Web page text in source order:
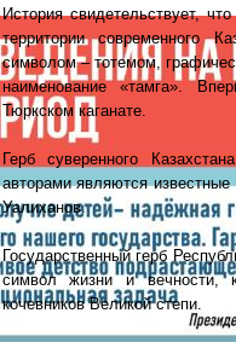
История свидетельствует,
территории современного
символом – тотемом,
наименование «тамга».
Тюркском каганате.
Герб суверенного
авторами являются
Уалиханов.
Государственный герб
символ жизни и вечности,
кочевников Великой степи.